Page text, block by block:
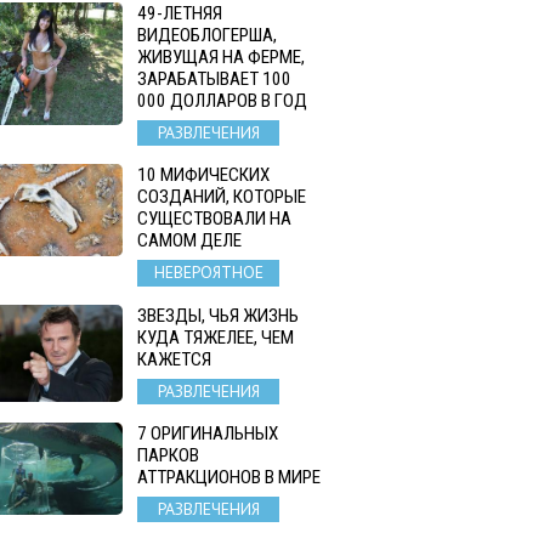
49-ЛЕТНЯЯ
ВИДЕОБЛОГЕРША,
ЖИВУЩАЯ НА ФЕРМЕ,
ЗАРАБАТЫВАЕТ 100
000 ДОЛЛАРОВ В ГОД
РАЗВЛЕЧЕНИЯ
10 МИФИЧЕСКИХ
СОЗДАНИЙ, КОТОРЫЕ
СУЩЕСТВОВАЛИ НА
САМОМ ДЕЛЕ
НЕВЕРОЯТНОЕ
ЗВЕЗДЫ, ЧЬЯ ЖИЗНЬ
КУДА ТЯЖЕЛЕЕ, ЧЕМ
КАЖЕТСЯ
РАЗВЛЕЧЕНИЯ
7 ОРИГИНАЛЬНЫХ
ПАРКОВ
АТТРАКЦИОНОВ В МИРЕ
РАЗВЛЕЧЕНИЯ